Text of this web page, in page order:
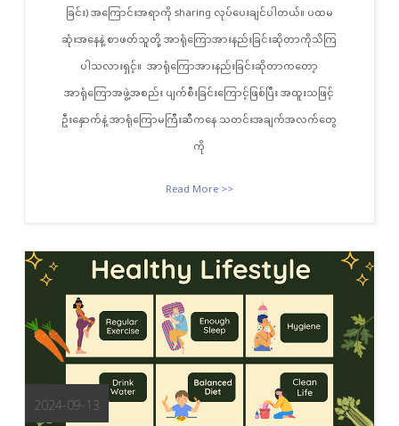
ခြင်း) အကြောင်းအရာကို sharing လုပ်ပေးချင်ပါတယ်။ ပထမ
ဆုံးအနေနဲ့ စာဖတ်သူတို့ အာရုံကြောအားနည်းခြင်းဆိုတာကိုသိကြ
ပါသလားရှင့်။ အာရုံကြောအားနည်းခြင်းဆိုတာကတော့
အာရုံကြောအဖွဲ့အစည်း ပျက်စီးခြင်းကြောင့်ဖြစ်ပြီး အထူးသဖြင့်
ဦးနှောက်နဲ့ အာရုံကြောမကြီးဆီကနေ သတင်းအချက်အလက်တွေ
ကို
Read More >>
2024-09-13